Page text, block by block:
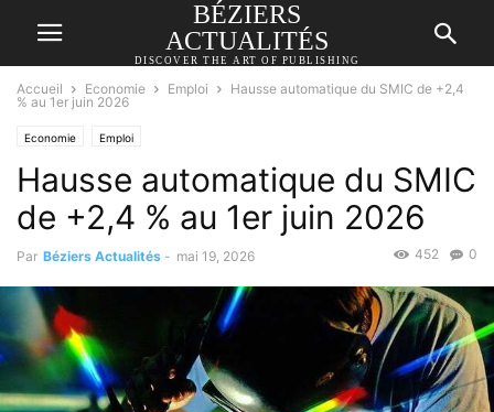
BÉZIERS
ACTUALITÉS
DISCOVER THE ART OF PUBLISHING
Accueil Economie Emploi
Hausse automatique du SMIC de +2,4
% au 1er juin 2026
Economie Emploi
Hausse automatique du SMIC
de +2,4 % au 1er juin 2026
Par Béziers Actualités - mai 19, 2026 0
452